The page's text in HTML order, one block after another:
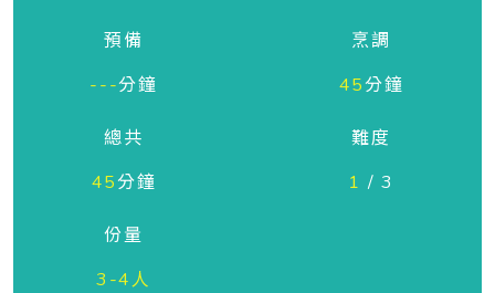
預備
---分鐘
烹調
45分鐘
總共
45分鐘
難度
1 / 3
份量
3-4人